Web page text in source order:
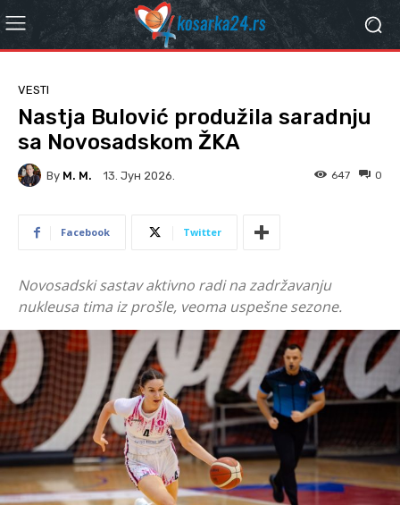
VESTI
Nastja Bulović produžila saradnju
sa Novosadskom ŽKA
By M. M. 13. Јун 2026. 0
647
Facebook Twitter
Novosadski sastav aktivno radi na zadržavanju
nukleusa tima iz prošle, veoma uspešne sezone.